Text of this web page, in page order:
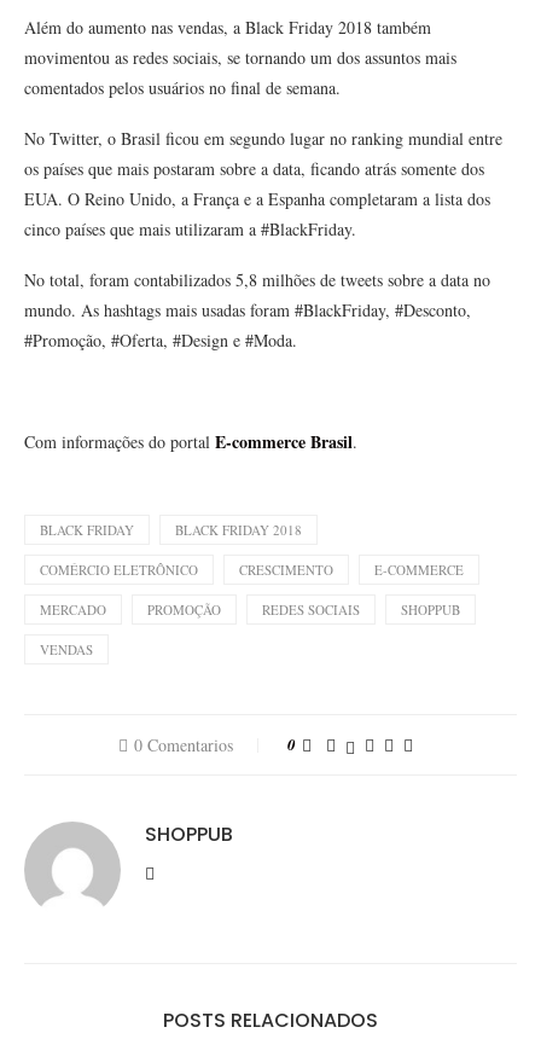
Além do aumento nas vendas, a Black Friday 2018 também
movimentou as redes sociais, se tornando um dos assuntos mais
comentados pelos usuários no final de semana.
No Twitter, o Brasil ficou em segundo lugar no ranking mundial entre
os países que mais postaram sobre a data, ficando atrás somente dos
EUA. O Reino Unido, a França e a Espanha completaram a lista dos
cinco países que mais utilizaram a #BlackFriday.
No total, foram contabilizados 5,8 milhões de tweets sobre a data no
mundo. As hashtags mais usadas foram #BlackFriday, #Desconto,
#Promoção, #Oferta, #Design e #Moda.
Com informações do portal E-commerce Brasil.
BLACK FRIDAY BLACK FRIDAY 2018
COMÉRCIO ELETRÔNICO CRESCIMENTO E-COMMERCE
MERCADO PROMOÇÃO REDES SOCIAIS SHOPPUB
VENDAS
0 Comentarios 0
SHOPPUB
POSTS RELACIONADOS